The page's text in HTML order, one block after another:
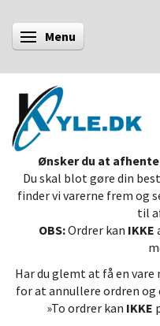
Skifte navigation
Menu
Ønsker du at
Du skal blot gøre din
finder vi varerne frem og
til
OBS:Ordrer kan IKKE
Har du glemt at få en
for at annullere ordren og
»To ordrer kan IKKE